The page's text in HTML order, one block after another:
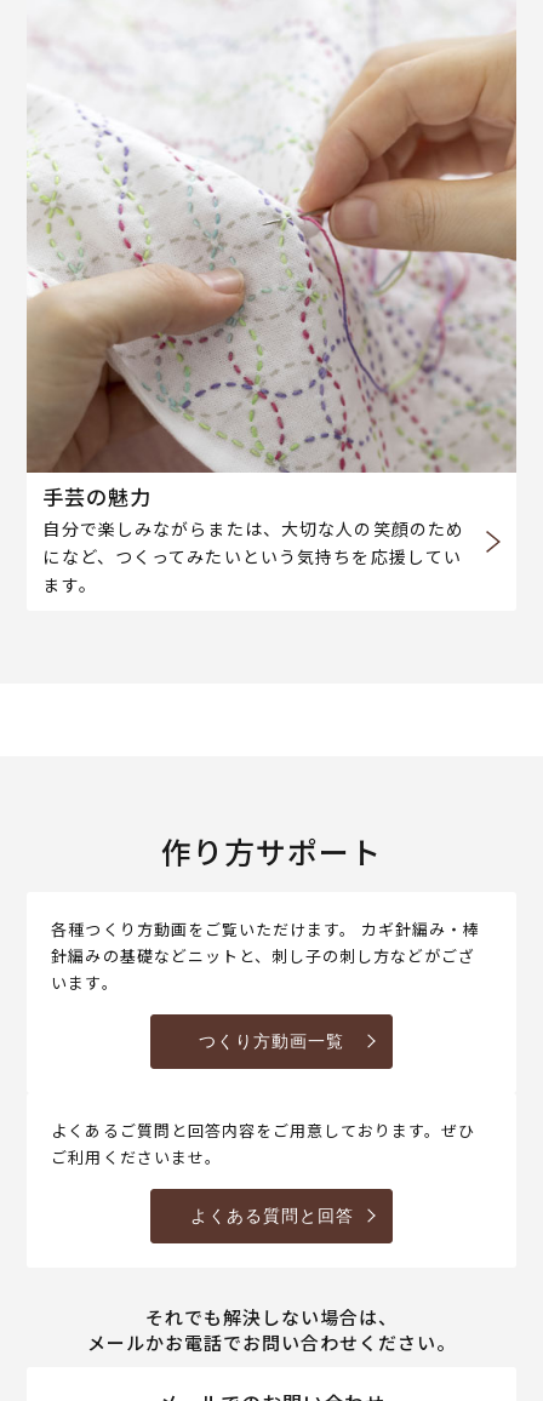
手芸の魅力
自分で楽しみながらまたは、大切な人の笑顔のため
になど、つくってみたいという気持ちを応援してい
ます。
作り方サポート
各種つくり方動画をご覧いただけます。 カギ針編み・棒
針編みの基礎などニットと、刺し子の刺し方などがござ
います。
つくり方動画一覧
よくあるご質問と回答内容をご用意しております。ぜひ
ご利用くださいませ。
よくある質問と回答
それでも解決しない場合は、
メールかお電話でお問い合わせください。